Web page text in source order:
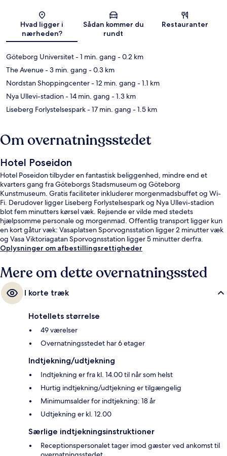
Kort
Hvad ligger i
nærheden?
Sådan kommer du
rundt
Restauranter
Göteborg Universitet- 1 min. gang - 0.2 km
The Avenue- 3 min. gang - 0.3 km
Nordstan Shoppingcenter- 12 min. gang - 1.1 km
Nya Ullevi-stadion- 14 min. gang - 1.3 km
Liseberg Forlystelsespark- 17 min. gang - 1.5 km
Om overnatningsstedet
Hotel Poseidon
Hotel Poseidon tilbyder en fantastisk beliggenhed, mindre end et
kvarters gang fra Göteborgs Stadsmuseum og Göteborg
Kunstmuseum. Gratis faciliteter inkluderer morgenmadsbuffet og Wi-
Fi. Derudover ligger Liseberg Forlystelsespark og Nya Ullevi-stadion
blot fem minutters kørsel væk. Rejsende er vilde med stedets
hjælpsomme personale og morgenmad. Offentlig transport ligger kun
en kort gåtur væk: Vasaplatsen Sporvognsstation ligger 2 minutter væk
og Vasa Viktoriagatan Sporvognsstation ligger 5 minutter derfra.
Oplysninger om afbestillingsrettigheder
Mere om dette overnatningssted
I korte træk
Hotellets størrelse
49 værelser
Overnatningsstedet har 6 etager
Indtjekning/udtjekning
Indtjekning er fra kl. 14.00 til når som helst
Hurtig indtjekning/udtjekning er tilgængelig
Minimumsalder for indtjekning: 18 år
Udtjekning er kl. 12.00
Særlige indtjekningsinstruktioner
Receptionspersonalet tager imod gæster ved ankomst til